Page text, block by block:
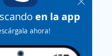
en la app
ahora!
Aplicar
o